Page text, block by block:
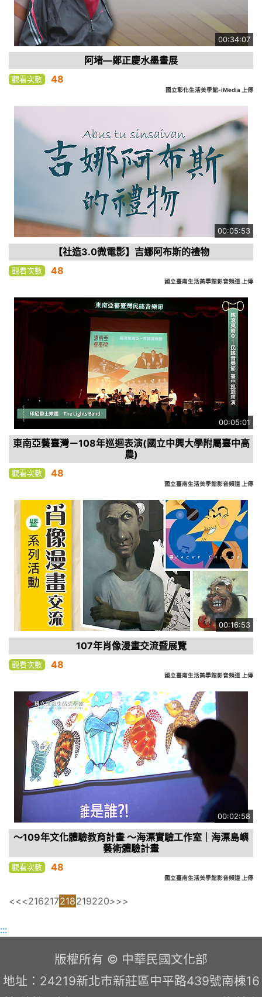
00:34:07
阿堵—鄭正慶水墨畫展
觀看次數 48
國立彰化生活美學館-iMedia 上傳
00:05:53
【社造3.0微電影】吉娜阿布斯的禮物
觀看次數 48
國立臺南生活美學館影音頻道 上傳
00:05:01
東南亞藝臺灣－108年巡迴表演(國立中興大學附屬臺中高
農)
觀看次數 48
國立臺南生活美學館影音頻道 上傳
00:16:53
107年肖像漫畫交流暨展覽
觀看次數 48
國立臺南生活美學館影音頻道 上傳
00:02:58
～109年文化體驗教育計畫 ～海漂實驗工作室｜海漂島嶼
藝術體驗計畫
觀看次數 48
國立臺南生活美學館影音頻道 上傳
<<<216217218219220>>>
:::
版權所有 © 中華民國文化部
地址：24219新北市新莊區中平路439號南棟16